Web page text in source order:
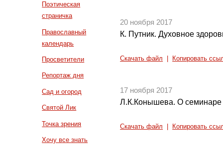
Поэтическая
страничка
Православный
календарь
Просветители
Репортаж дня
Сад и огород
Святой Лик
Точка зрения
Хочу все знать
20 ноября 2017
К. Путник. Духовное
Скачать файл Копировать
17 ноября 2017
Л.К.Конышева. О семинаре
Скачать файл Копировать